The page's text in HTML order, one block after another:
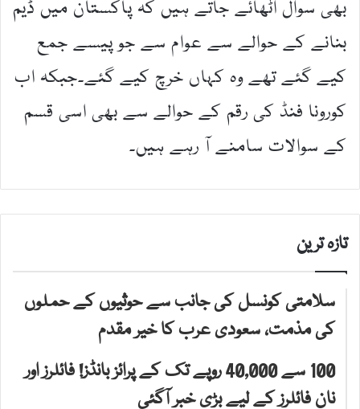
بھی سوال اٹھائے جاتے ہیں کہ پاکستان میں ڈیم
بنانے کے حوالے سے عوام سے جو پیسے جمع
کیے گئے تھے وہ کہاں خرچ کیے گئے۔جبکہ اب
کورونا فنڈ کی رقم کے حوالے سے بھی اسی قسم
کے سوالات سامنے آ رہے ہیں۔
تازہ ترین
سلامتی کونسل کی جانب سے حوثیوں کے حملوں
کی مذمت، سعودی عرب کا خیر مقدم
100 سے 40,000 روپے تک کے پرائز بانڈز! فائلرز اور
نان فائلرز کے لیے بڑی خبر آگئی